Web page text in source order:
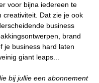
voor bijna iedereen te
creativiteit. Dat zie je ook
business
brand
je business hard laten
giant leaps...
bij jullie een abonnement